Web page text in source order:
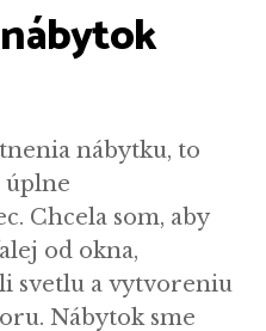
nábytku, to
úplne
Chcela som, aby
od okna,
svetlu a vytvoreniu
Nábytok sme